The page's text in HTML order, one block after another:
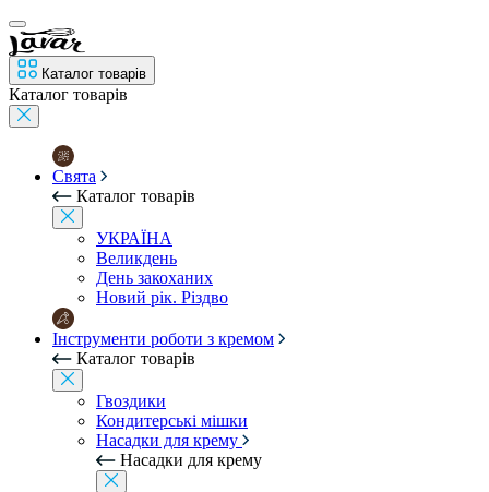
Каталог товарів
Каталог товарів
Свята
Каталог товарів
УКРАЇНА
Великдень
День закоханих
Новий рік. Різдво
Інструменти роботи з кремом
Каталог товарів
Гвоздики
Кондитерські мішки
Насадки для крему
Насадки для крему